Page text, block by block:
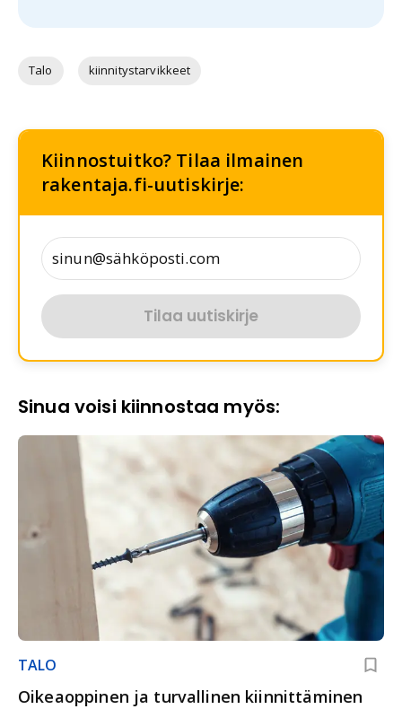
Talo kiinnitystarvikkeet
Kiinnostuitko? Tilaa ilmainen
rakentaja.fi-uutiskirje:
Tilaa uutiskirje
Sinua voisi kiinnostaa myös:
TALO
Oikeaoppinen ja turvallinen kiinnittäminen